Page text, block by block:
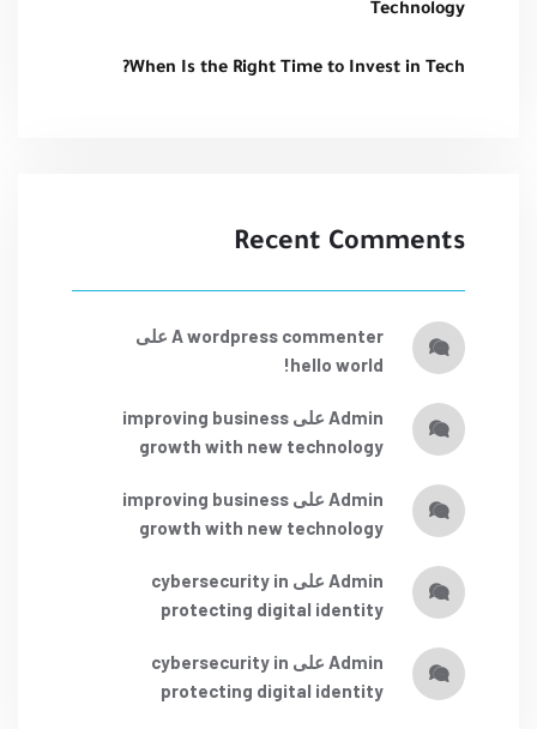
Technology
When Is the Right Time to Invest in Tech?
Recent Comments
a wordpress commenter
على
hello world!
admin على improving business
growth with new technology
admin على improving business
growth with new technology
admin على cybersecurity in
protecting digital identity
admin على cybersecurity in
protecting digital identity